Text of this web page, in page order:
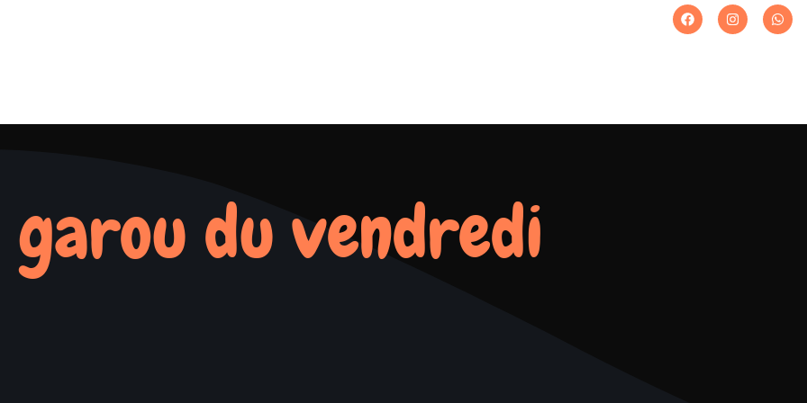
garou du vendredi